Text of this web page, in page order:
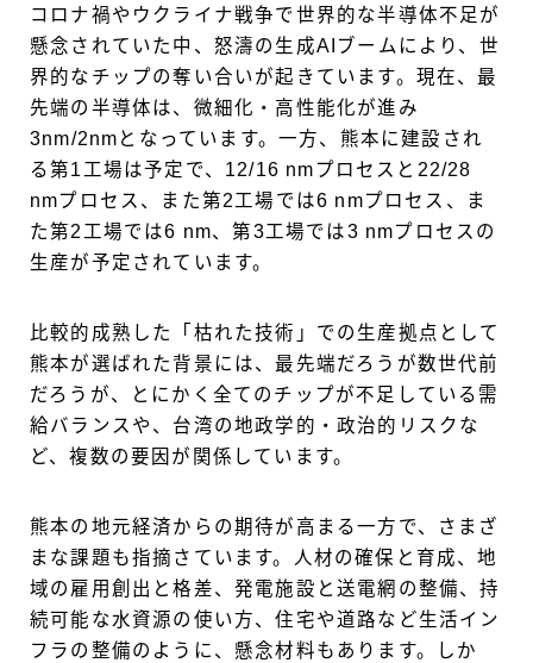
コロナ禍やウクライナ戦争で世界的な半導体不足が
懸念されていた中、怒濤の生成AIブームにより、世
界的なチップの奪い合いが起きています。現在、最
先端の半導体は、微細化・高性能化が進み
3nm/2nmとなっています。一方、熊本に建設され
る第1工場は予定で、12/16 nmプロセスと22/28
nmプロセス、また第2工場では6 nmプロセス、ま
た第2工場では6 nm、第3工場では3 nmプロセスの
生産が予定されています。
比較的成熟した「枯れた技術」での生産拠点として
熊本が選ばれた背景には、最先端だろうが数世代前
だろうが、とにかく全てのチップが不足している需
給バランスや、台湾の地政学的・政治的リスクな
ど、複数の要因が関係しています。
熊本の地元経済からの期待が高まる一方で、さまざ
まな課題も指摘さています。人材の確保と育成、地
域の雇用創出と格差、発電施設と送電網の整備、持
続可能な水資源の使い方、住宅や道路など生活イン
フラの整備のように、懸念材料もあります。しか